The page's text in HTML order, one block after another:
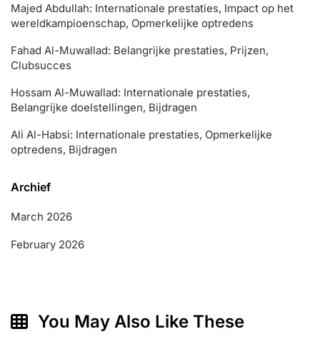
Majed Abdullah: Internationale prestaties, Impact op het
wereldkampioenschap, Opmerkelijke optredens
Fahad Al-Muwallad: Belangrijke prestaties, Prijzen,
Clubsucces
Hossam Al-Muwallad: Internationale prestaties,
Belangrijke doelstellingen, Bijdragen
Ali Al-Habsi: Internationale prestaties, Opmerkelijke
optredens, Bijdragen
Archief
March 2026
February 2026
You May Also Like These